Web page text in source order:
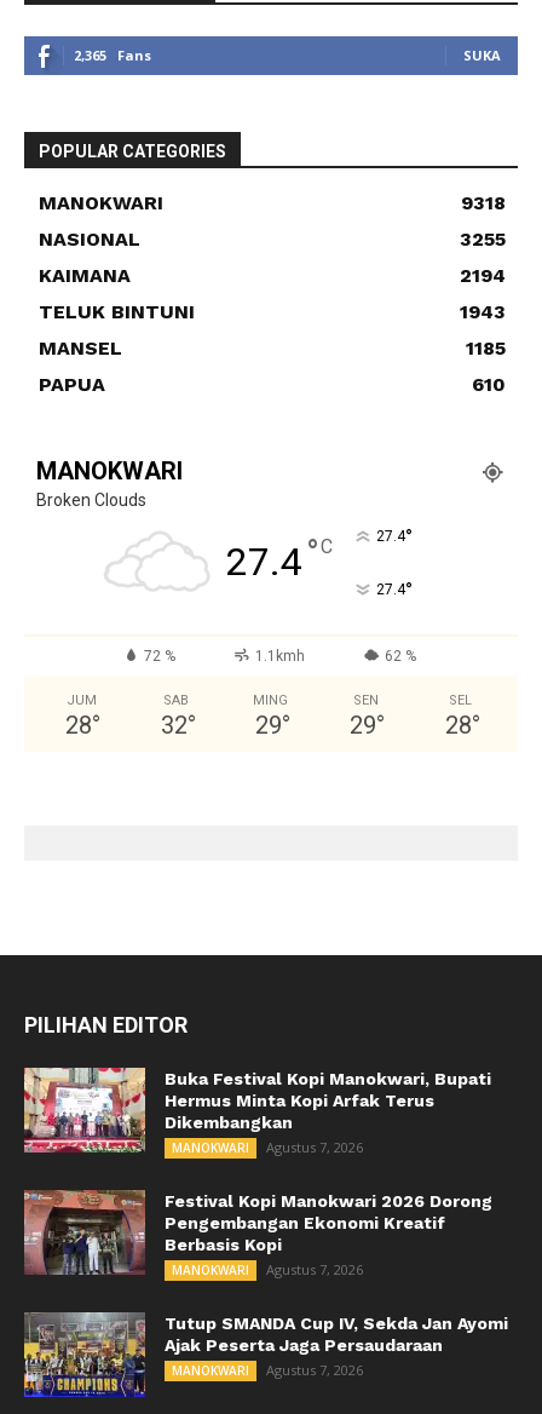
2,365 Fans SUKA
POPULAR CATEGORIES
MANOKWARI
9318
NASIONAL
3255
KAIMANA
2194
TELUK BINTUNI
1943
MANSEL
1185
PAPUA
610
MANOKWARI
Broken Clouds
27.4°C 27.4°
27.4°
72 % 1.1kmh 62 %
JUM
28°
SAB
32°
MING
29°
SEN
29°
SEL
28°
PILIHAN EDITOR
Buka Festival Kopi Manokwari, Bupati
Hermus Minta Kopi Arfak Terus
Dikembangkan
MANOKWARI Agustus 7, 2026
Festival Kopi Manokwari 2026 Dorong
Pengembangan Ekonomi Kreatif
Berbasis Kopi
MANOKWARI Agustus 7, 2026
Tutup SMANDA Cup IV, Sekda Jan Ayomi
Ajak Peserta Jaga Persaudaraan
MANOKWARI Agustus 7, 2026